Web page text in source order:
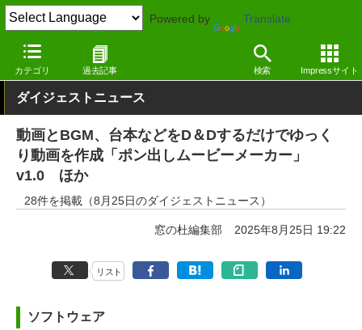
Powered by Translate
カテゴリ 過去記事 検索 Impressサイト
窓の杜 その他の話題 アップデート
ダイジェストニュース
動画とBGM、台本などをD＆Dするだけでゆっく
り動画を作成「ポン出しムービーメーカー」
v1.0 ほか
28件を掲載（8月25日のダイジェストニュース）
窓の杜編集部 2025年8月25日 19:22
リスト
ソフトウェア